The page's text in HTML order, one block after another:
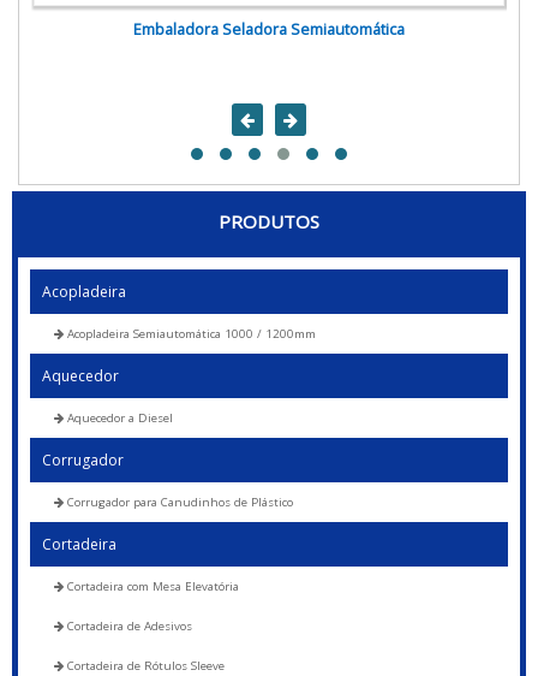
Embaladora Seladora Semiautomática
PRODUTOS
Acopladeira
Acopladeira Semiautomática 1000 / 1200mm
Aquecedor
Aquecedor a Diesel
Corrugador
Corrugador para Canudinhos de Plástico
Cortadeira
Cortadeira com Mesa Elevatória
Cortadeira de Adesivos
Cortadeira de Rótulos Sleeve